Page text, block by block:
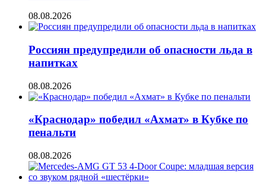
08.08.2026
Россиян предупредили об опасности льда в
напитках
08.08.2026
«Краснодар» победил «Ахмат» в Кубке по
пенальти
08.08.2026